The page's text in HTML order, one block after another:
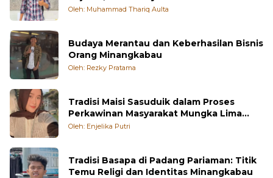
Oleh: Muhammad Thariq Aulta
Budaya Merantau dan Keberhasilan Bisnis
Orang Minangkabau
Oleh: Rezky Pratama
Tradisi Maisi Sasuduik dalam Proses
Perkawinan Masyarakat Mungka Lima
Puluh Kota
Oleh: Enjelika Putri
Tradisi Basapa di Padang Pariaman: Titik
Temu Religi dan Identitas Minangkabau